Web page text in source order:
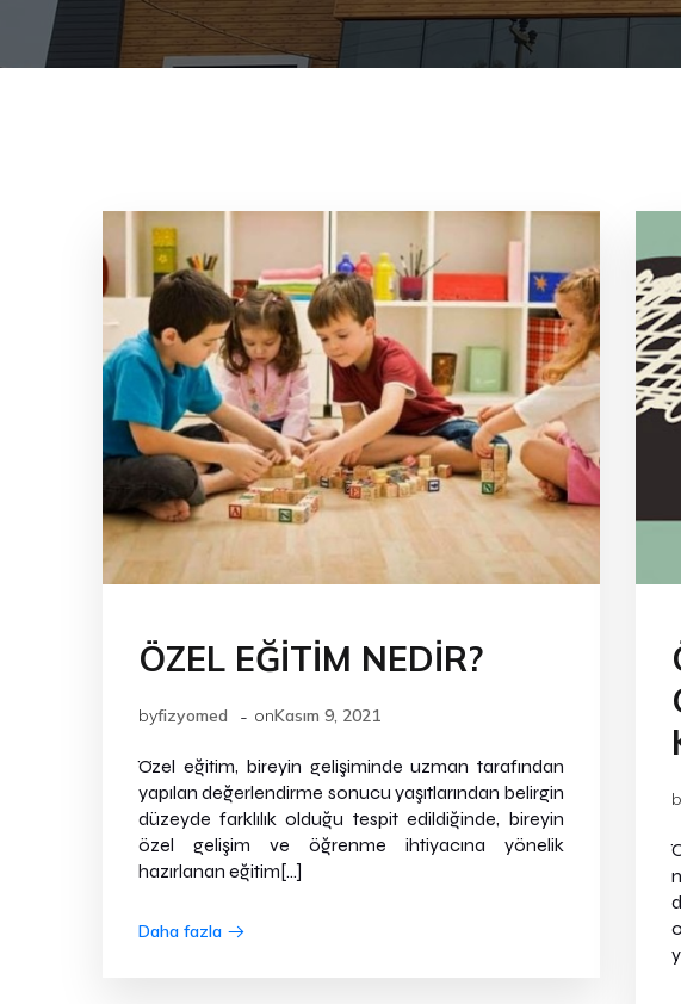
ÖZEL EĞİTİM NEDİR?
byfizyomed - onKasım 9, 2021
Özel eğitim, bireyin gelişiminde uzman tarafından
yapılan değerlendirme sonucu yaşıtlarından belirgin
düzeyde farklılık olduğu tespit edildiğinde, bireyin
özel gelişim ve öğrenme ihtiyacına yönelik
hazırlanan eğitim[…]
Daha fazla